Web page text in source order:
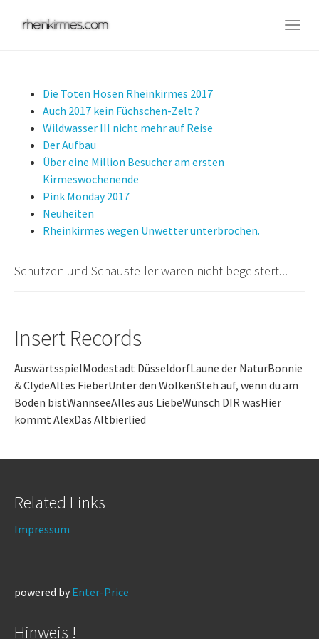
Die Toten Hosen Rheinkirmes 2017
Auch 2017 kein Füchschen-Zelt ?
Wildwasser III nicht mehr auf Reise
Der Aufbau
Über eine Million Besucher am ersten
Kirmeswochenende
Pink Monday 2017
Neuheiten
Rheinkirmes wegen Unwetter unterbrochen.
Schützen und Schausteller waren nicht begeistert...
Insert Records
AuswärtsspielModestadt DüsseldorfLaune der NaturBonnie
& ClydeAltes FieberUnter den WolkenSteh auf, wenn du am
Boden bistWannseeAlles aus LiebeWünsch DIR wasHier
kommt AlexDas Altbierlied
Related Links
Impressum
powered by Enter-Price
Hinweis !